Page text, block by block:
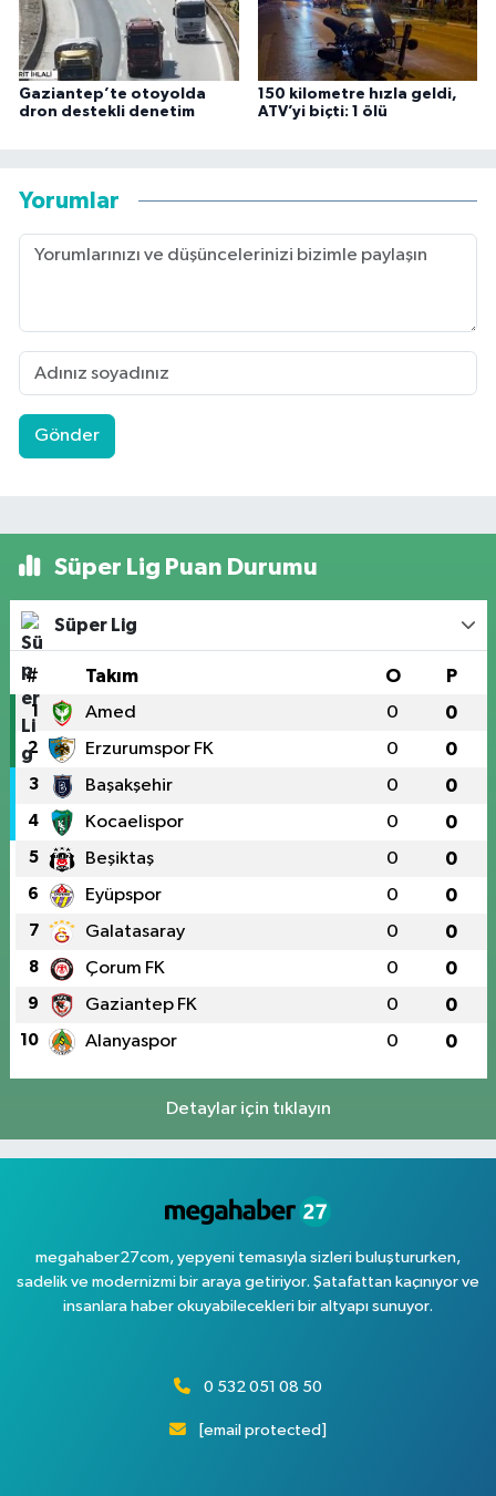
Gaziantep’te otoyolda
dron destekli denetim
150 kilometre hızla geldi,
ATV’yi biçti: 1 ölü
Yorumlar
Gönder
Süper Lig Puan Durumu
Süper Lig
# Takım O P
1 Amed 0 0
2 Erzurumspor FK 0 0
3 Başakşehir 0 0
4 Kocaelispor 0 0
5 Beşiktaş 0 0
6 Eyüpspor 0 0
7 Galatasaray 0 0
8 Çorum FK 0 0
9 Gaziantep FK 0 0
10 Alanyaspor 0 0
Detaylar için tıklayın
megahaber27com, yepyeni temasıyla sizleri buluştururken,
sadelik ve modernizmi bir araya getiriyor. Şatafattan kaçınıyor ve
insanlara haber okuyabilecekleri bir altyapı sunuyor.
0 532 051 08 50
[email protected]